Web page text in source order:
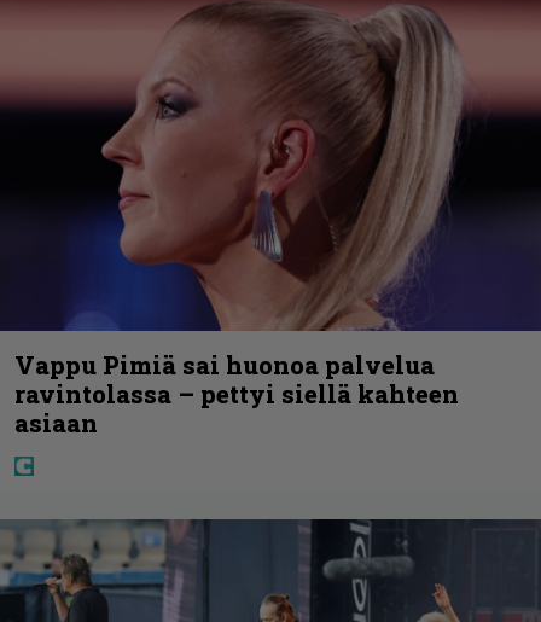
Vappu Pimiä sai huonoa palvelua
ravintolassa – pettyi siellä kahteen
asiaan